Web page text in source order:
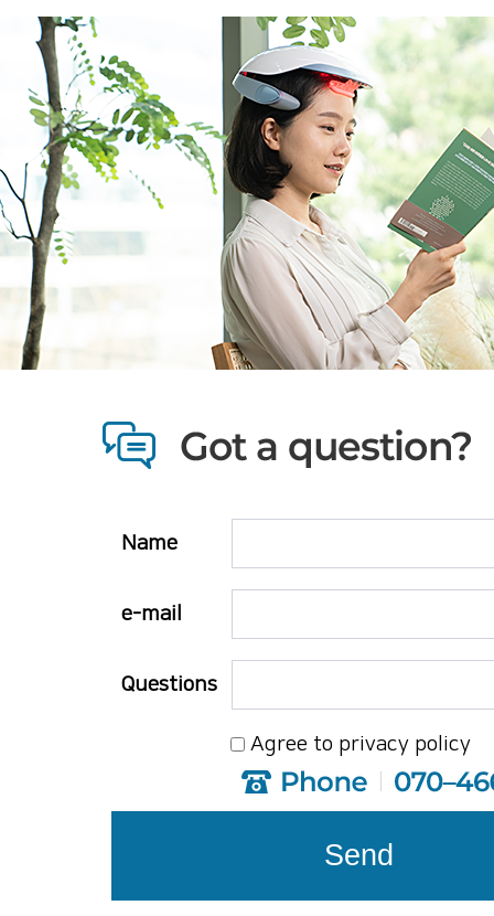
Name
e-mail
Questions
Agree to privacy policy
Send